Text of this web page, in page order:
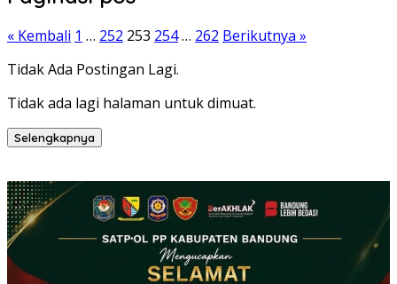
« Kembali 1 … 252 253 254… 262 Berikutnya »
Tidak Ada Postingan Lagi.
Tidak ada lagi halaman untuk dimuat.
Selengkapnya